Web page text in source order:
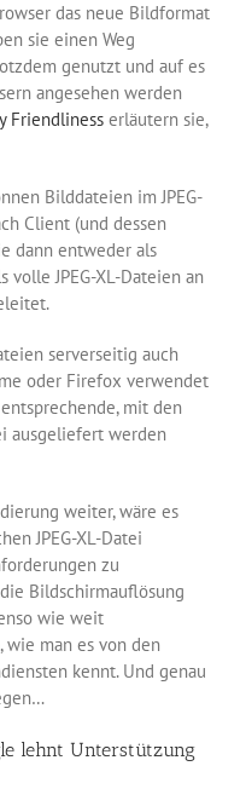
das neue Bildformat
sie einen Weg
genutzt und auf es
angesehen werden
Friendlinesserläutern sie,
Bilddateien im JPEG-
Client (und dessen
dann entweder als
volle JPEG-XL-Dateien an
serverseitig auch
oder Firefox verwendet
mit den
ausgeliefert werden
weiter, wäre es
JPEG-XL-Datei
zu
Bildschirmauflösung
wie weit
man es von den
kennt. Und genau
lehnt Unterstützung